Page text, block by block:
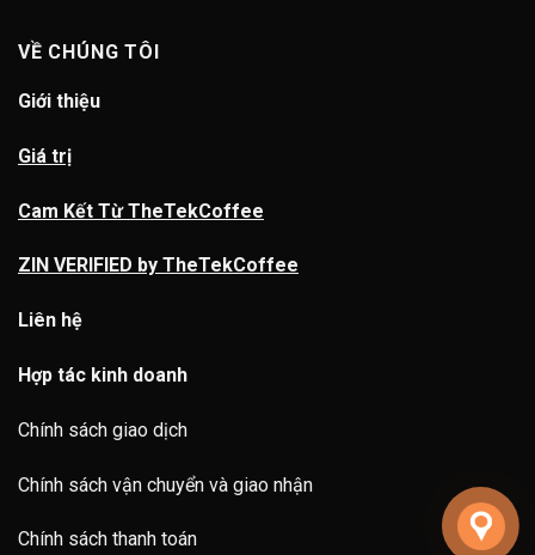
VỀ CHÚNG TÔI
Giới thiệu
Giá trị
Cam Kết Từ TheTekCoffee
ZIN VERIFIED by TheTekCoffee
Liên hệ
Hợp tác kinh doanh
Chính sách giao dịch
Chính sách vận chuyển và giao nhận
Chính sách thanh toán